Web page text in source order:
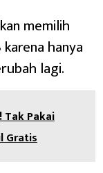
memilih
hanya
lagi.
Tak Pakai
Gratis